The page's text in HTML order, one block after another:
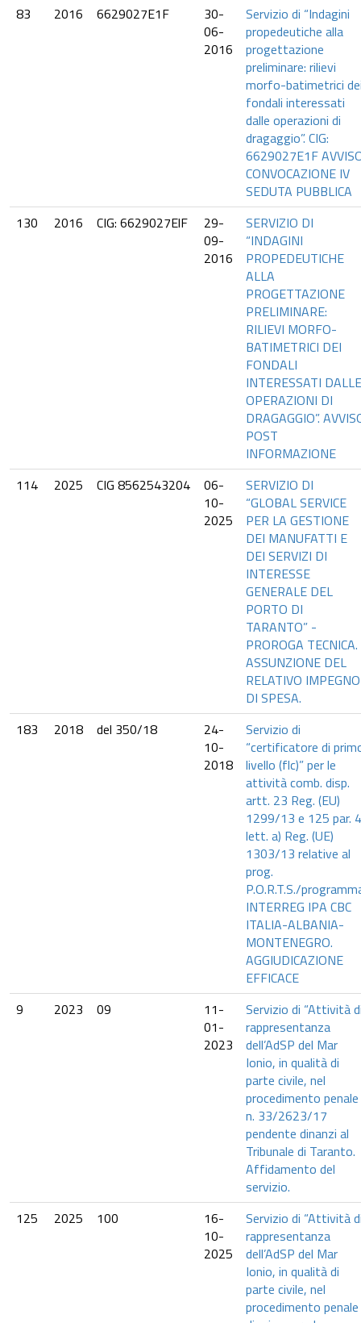
83
2016 6629027E1F
30-
06-
2016
Servizio di “Indagini
propedeutiche alla
progettazione
preliminare: rilievi
morfo-batimetrici
fondali interessati
dalle operazioni di
dragaggio”. CIG:
6629027E1F
CONVOCAZIONE IV
SEDUTA PUBBLICA
130
2016 CIG: 6629027ElF
29-
09-
2016
SERVIZIO DI
“INDAGINI
PROPEDEUTICHE
ALLA
PROGETTAZIONE
PRELIMINARE:
RILIEVI MORFO-
BATIMETRICI DEI
FONDALI
INTERESSATI DALLE
OPERAZIONI DI
DRAGAGGIO”.
POST
INFORMAZIONE
114
2025 CIG 8562543204
06-
10-
2025
SERVIZIO DI
“GLOBAL SERVICE
PER LA GESTIONE
DEI MANUFATTI E
DEI SERVIZI DI
INTERESSE
GENERALE DEL
PORTO DI
TARANTO” -
PROROGA TECNICA.
ASSUNZIONE DEL
RELATIVO IMPEGNO
DI SPESA.
183
2018 del 350/18
24-
10-
2018
Servizio di
“certificatore di
livello (flc)” per le
attività comb. disp.
artt. 23 Reg. (EU)
1299/13 e 125 par. 4
lett. a) Reg. (UE)
1303/13 relative al
prog.
P.O.R.T.S./
INTERREG IPA CBC
ITALIA-ALBANIA-
MONTENEGRO.
AGGIUDICAZIONE
EFFICACE
9
2023 09
11-
01-
2023
Servizio di “Attività
rappresentanza
dell’AdSP del Mar
Ionio, in qualità di
parte civile, nel
procedimento penale
n. 33/2623/17
pendente dinanzi al
Tribunale di Taranto.
Affidamento del
servizio.
125
2025 100
16-
10-
2025
Servizio di “Attività
rappresentanza
dell’AdSP del Mar
Ionio, in qualità di
parte civile, nel
procedimento penale